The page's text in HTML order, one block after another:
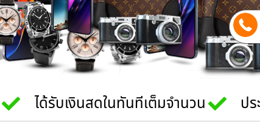
ได้รับเงินสดในทันทีเต็มจำนวน ป